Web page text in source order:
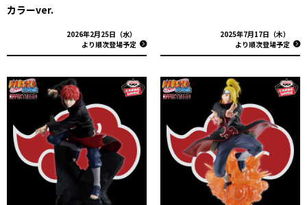
カラーver.
2026年2月25日（水）
より順次登場予定
2025年7月17日（木）
より順次登場予定